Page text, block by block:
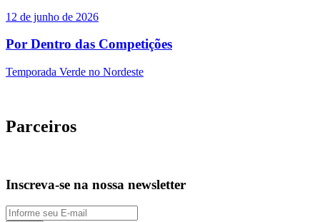
12 de junho de 2026
Por Dentro das Competições
Temporada Verde no Nordeste
Parceiros
Inscreva-se na nossa newsletter